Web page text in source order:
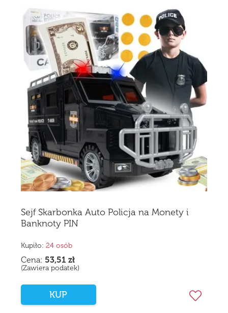
Sejf Skarbonka Auto Policja na Monety i
Banknoty PIN
Kupiło: 24 osób
Cena: 53,51 zł
(Zawiera podatek)
KUP